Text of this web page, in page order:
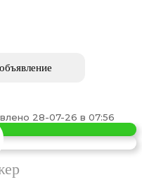
28-07-26 в 07:56